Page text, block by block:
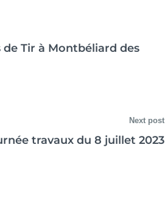
Tir à Montbéliard des
Next post
travaux du 8 juillet 2023